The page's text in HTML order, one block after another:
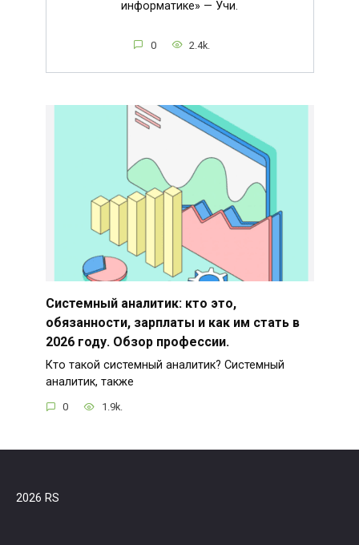
информатике» — Учи.
0 2.4k.
Системный аналитик: кто это,
обязанности, зарплаты и как им стать в
2026 году. Обзор профессии.
Кто такой системный аналитик? Системный
аналитик, также
0 1.9k.
2026 RS